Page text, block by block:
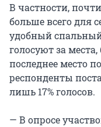
В частности,
больше всего для
удобный спальный
голосуют за
последнее место
респонденты
лишь 17% голосов.
— В опросе